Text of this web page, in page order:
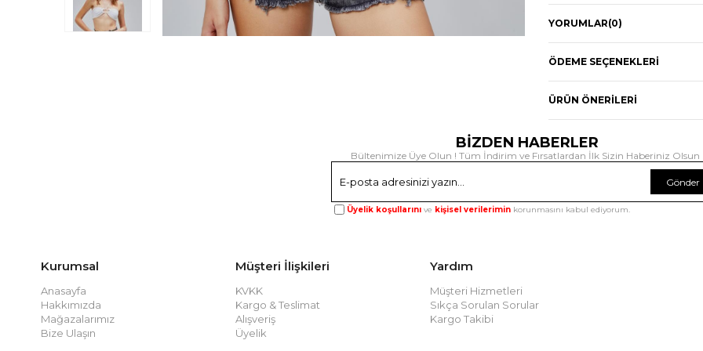
YORUMLAR(0)
ÖDEME SEÇENEKLERI
ÜRÜN ÖNERILERI
BİZDEN HABERLER
Bültenimize Üye Olun ! Tüm İndirim ve Fırsatlardan İlk Sizin Haberiniz Olsun
Gönder
Üyelik koşullarını ve kişisel verilerimin korunmasını kabul ediyorum.
Kurumsal
Anasayfa
Hakkımızda
Mağazalarımız
Bize Ulaşın
Müşteri İlişkileri
KVKK
Kargo & Teslimat
Alışveriş
Üyelik
Yardım
Müşteri Hizmetleri
Sıkça Sorulan Sorular
Kargo Takibi